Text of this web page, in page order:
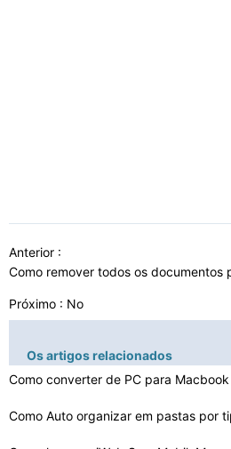
Anterior :
Como remover todos os
Próximo : No
Os artigos relacionados
Como converter de PC para